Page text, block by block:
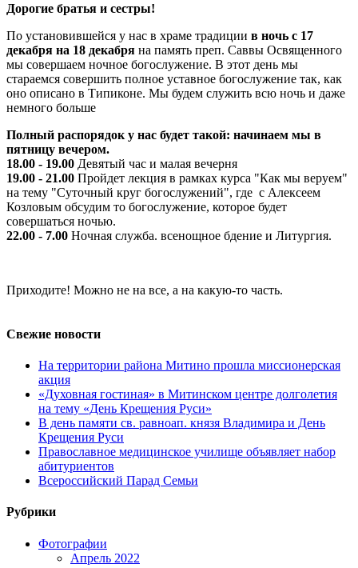
Дорогие братья и сестры!
По установившейся у нас в храме традиции в ночь с 17
декабря на 18 декабря на память преп. Саввы Освященного
мы совершаем ночное богослужение. В этот день мы
стараемся совершить полное уставное богослужение так, как
оно описано в Типиконе. Мы будем служить всю ночь и даже
немного больше
Полный распорядок у нас будет такой: начинаем мы в
пятницу вечером.
18.00 - 19.00 Девятый час и малая вечерня
19.00 - 21.00 Пройдет лекция в рамках курса "Как мы веруем"
на тему "Суточный круг богослужений", где с Алексеем
Козловым обсудим то богослужение, которое будет
совершаться ночью.
22.00 - 7.00 Ночная служба. всенощное бдение и Литургия.
Приходите! Можно не на все, а на какую-то часть.
Свежие новости
На территории района Митино прошла миссионерская
акция
«Духовная гостиная» в Митинском центре долголетия
на тему «День Крещения Руси»
В день памяти св. равноап. князя Владимира и День
Крещения Руси
Православное медицинское училище объявляет набор
абитуриентов
Всероссийский Парад Семьи
Рубрики
Фотографии
Апрель 2022